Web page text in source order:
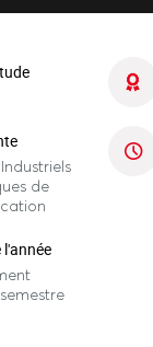
de
l'année